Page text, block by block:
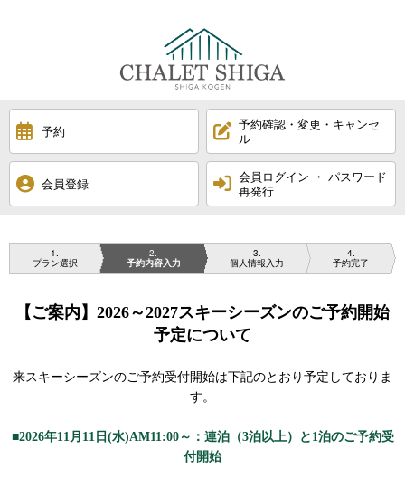
予約
予約確認・変更・キャンセ
ル
会員登録
会員ログイン ・ パスワード
再発行
1
プラン選択
2
予約内容入力
3
個人情報入力
4
予約完了
【ご案内】2026～2027スキーシーズンのご予約開始
予定について
来スキーシーズンのご予約受付開始は下記のとおり予定しておりま
す。
■2026年11月11日(水)AM11:00～：連泊（3泊以上）と1泊のご予約受
付開始